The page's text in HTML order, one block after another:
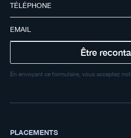
En envoyant ce formulaire, vous acceptez
PLACEMENTS